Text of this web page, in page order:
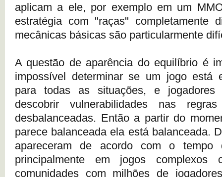
aplicam a ele, por exemplo em um
estratégia com "raças" completamente
mecânicas básicas são particularmente
A questão de aparência do equilíbrio é
impossível determinar se um jogo está
para todas as situações, e jogadores
descobrir vulnerabilidades nas
desbalanceadas. Então a partir do
parece balanceada ela está balanceada.
apareceram de acordo com o
principalmente em jogos complexos
comunidades com milhões de